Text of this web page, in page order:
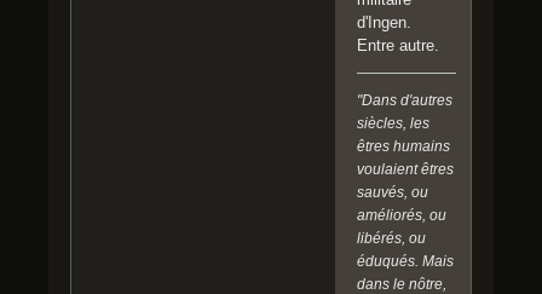
d'Ingen.
Entre autre.
"Dans d'autres
siècles, les
êtres humains
voulaient êtres
sauvés, ou
améliorés, ou
libérés, ou
éduqués. Mais
dans le nôtre,